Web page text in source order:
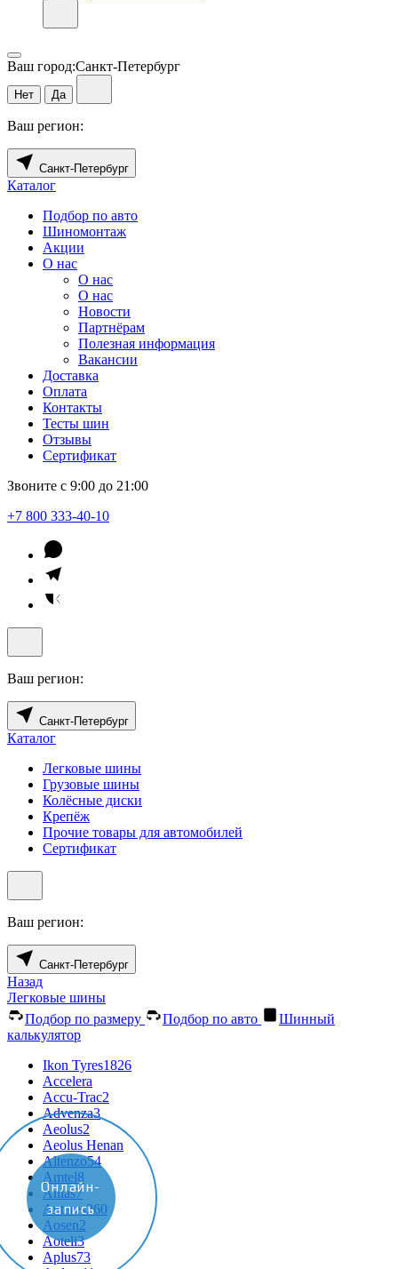
Ваш город:Санкт-Петербург
Нет Да
Ваш регион:
Санкт-Петербург
Каталог
Подбор по авто
Шиномонтаж
Акции
О нас
О нас
О нас
Новости
Партнёрам
Полезная информация
Вакансии
Доставка
Оплата
Контакты
Тесты шин
Отзывы
Сертификат
Звоните с 9:00 до 21:00
+7 800 333-40-10
Ваш регион:
Санкт-Петербург
Каталог
Легковые шины
Грузовые шины
Колёсные диски
Крепёж
Прочие товары для автомобилей
Сертификат
Ваш регион:
Санкт-Петербург
Назад
Легковые шины
Подбор по размеру
Подбор по авто
Шинный
калькулятор
Ikon Tyres1826
Accelera
Accu-Trac2
Advenza3
Aeolus2
Aeolus Henan
Altenzo54
Amtel 8
Anlas7
Antares260
Aosen2
Aoteli3
Aplus73
Онлайн-
запись